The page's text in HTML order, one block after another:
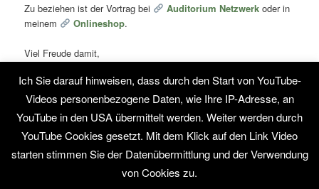
Zu beziehen ist der Vortrag bei Auditorium Netzwerkoder in
meinem
Onlineshop.
Viel Freude damit,
euer Stefan.
Dieser Eintrag wurde von Stefan Hammel unterCoaching
Für
Helfer,In eigener Sache,Methoden ,Seminare,Suggestive
Geschichtenveröffentlicht. Setze ein Lesezeichen für denPermalink.
Ich Sie darauf hinweisen, dass durch den Start von YouTube-
Videos personenbezogene Daten, wie Ihre IP-Adresse, an
YouTube in den USA übermittelt werden. Weiter werden durch
YouTube Cookies gesetzt. Mit dem Klick auf den Link Video
starten stimmen Sie der Datenübermittlung und der Verwendung
von Cookies zu.